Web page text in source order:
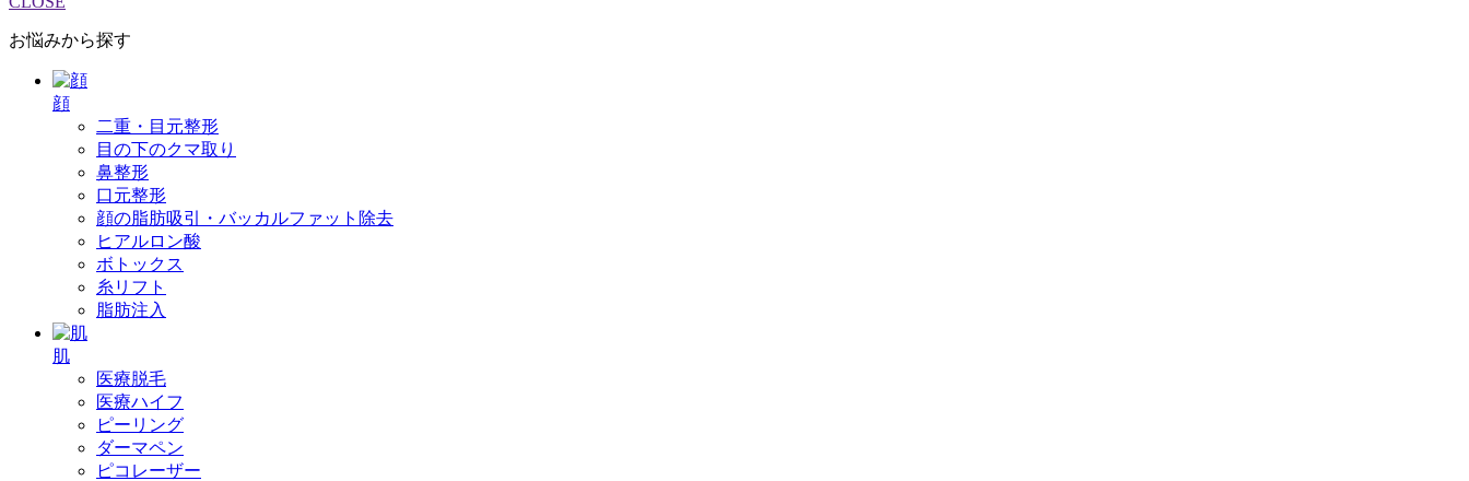
お悩みから探す
顔
二重・目元整形
目の下のクマ取り
鼻整形
口元整形
顔の脂肪吸引・バッカルファット除去
ヒアルロン酸
ボトックス
糸リフト
脂肪注入
肌
医療脱毛
医療ハイフ
ピーリング
ダーマペン
ピコレーザー